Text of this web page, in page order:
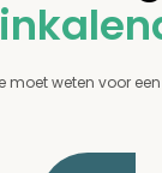
moet weten voor